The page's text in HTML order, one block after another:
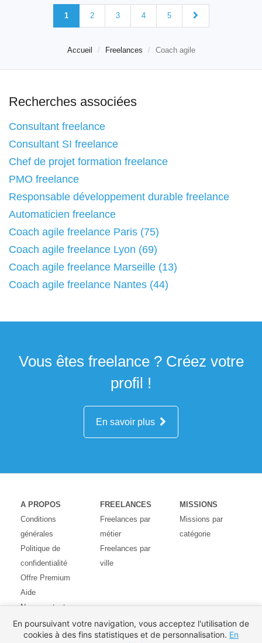
1 2 3 4 5
Accueil Freelances Coach agile
Recherches associées
Consultant freelance
Consultant SI freelance
Chef de projet formation freelance
PMO freelance
Responsable développement durable freelance
Automaticien freelance
Coach agile freelance Paris (75)
Coach agile freelance Lyon (69)
Coach agile freelance Marseille (13)
Coach agile freelance Nantes (44)
Vous êtes freelance ? Créez votre
profil !
En savoir plus
A PROPOS
Conditions
générales
Politique de
confidentialité
Offre Premium
Aide
Nous contacter
Avis des
utilisateurs
FREELANCES
Freelances par
métier
Freelances par
ville
MISSIONS
Missions par
catégorie
En poursuivant votre navigation, vous acceptez l'utilisation de
cookies à des fins statistiques et de personnalisation. En